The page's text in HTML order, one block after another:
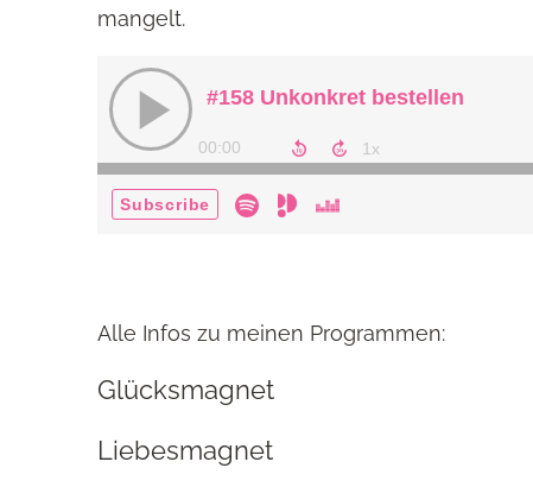
mangelt.
Alle Infos zu meinen Programmen:
Glücksmagnet
Liebesmagnet